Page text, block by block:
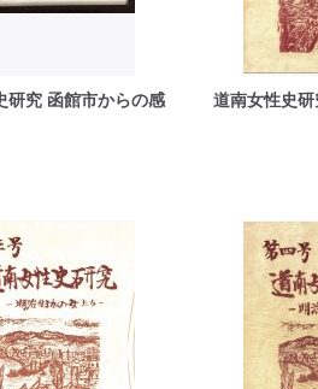
研究 函館市からの感
道南女性史